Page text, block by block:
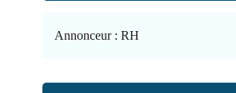
Annonceur : RH